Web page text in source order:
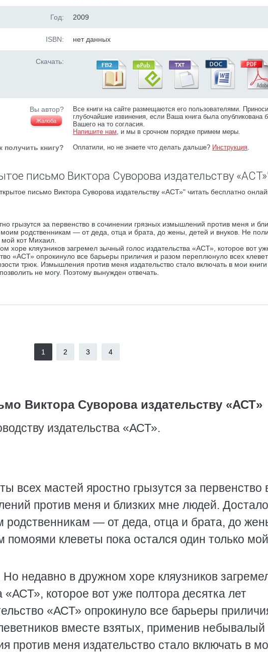
Год: 2009
ISBN: нет данных
Скачать:
Вы автор?
Жалоба
Все книги на сайте размещаются его пользователями.
глубочайшие извинения, если Ваша книга была опубликована
Вашего на то согласия.
Напишите нам, и мы в срочном порядке примем меры.
получить книгу? Оплатили, но не знаете что делать дальше? Инструкция.
письмо Виктора Суворова издательству
письмо Виктора Суворова издательству «АСТ»" читать бесплатно
грызутся за первенство в сочинении грязных измышлений против меня и
родственникам — от деда, отца и брата, до жены, детей и внуков. Не
кот Михаил.
хоре кляузников загремел зычный голос издательства «АСТ», которое вот
«АСТ» опрокинуло все барьеры приличия и разом переплюнуло всех
трюк. Измышления против меня издательство стало включать в мои книги
не могу. Поэтому вынужден отвечать.
1 2 3 4
Виктора Суворова издательству «АСТ»
издательства «АСТ».
всех мастей яростно грызутся за первенство
против меня и близких мне людей.
родственникам — от деда, отца и брата, до
клеветы пока остался один только
недавно в дружном хоре кляузников
«АСТ», которое вот уже полтора десятка лет
«АСТ» опрокинуло все барьеры
вместе взятых, применив небывалый
против меня издательство стало включать в